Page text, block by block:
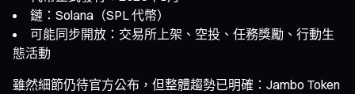
鏈：Solana（SPL 代幣）
可能同步開放：交易所上架、空投、任務獎勵、行動生
態活動
雖然細節仍待官方公布，但整體趨勢已明確：Jambo Token